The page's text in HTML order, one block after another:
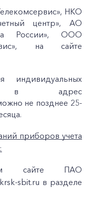
НКО
центр», АО
России», ООО
на сайте
индивидуальных
в адрес
не позднее 25-
приборов учета
сайте ПАО
sbit.ru в разделе